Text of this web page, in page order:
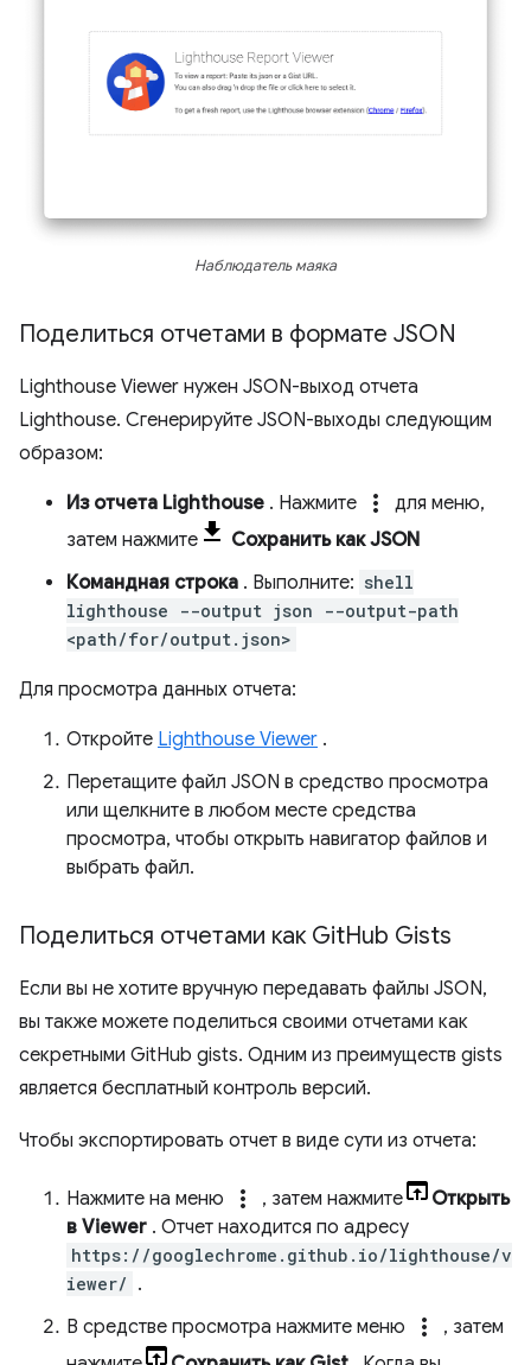
Наблюдатель маяка
Поделиться отчетами в формате JSON
Lighthouse Viewer нужен JSON-выход отчета
Lighthouse. Сгенерируйте JSON-выходы следующим
образом:
Из отчета Lighthouse . Нажмите more_vert
для меню,
затем нажмите
Сохранить как JSON
Командная строка . Выполните: shell
lighthouse --output json --output-path
<path/for/output.json>
Для просмотра данных отчета:
Откройте Lighthouse Viewer .
Перетащите файл JSON в средство просмотра
или щелкните в любом месте средства
просмотра, чтобы открыть навигатор файлов и
выбрать файл.
Поделиться отчетами как GitHub Gists
Если вы не хотите вручную передавать файлы JSON,
вы также можете поделиться своими отчетами как
секретными GitHub gists. Одним из преимуществ gists
является бесплатный контроль версий.
Чтобы экспортировать отчет в виде сути из отчета:
Нажмите на меню more_vert , затем нажмите
Открыть
в Viewer . Отчет находится по адресу
https://googlechrome.github.io/lighthouse/v
iewer/ .
В средстве просмотра нажмите меню
more_vert
, затем